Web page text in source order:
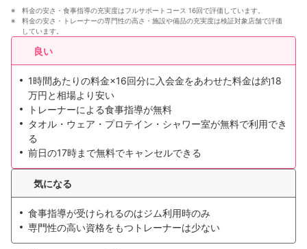
料金の安さ・食事指導の充実度はフルサポートコース 16回で評価しています。
料金の安さ・トレーナーの専門性の高さ・施設や備品の充実度は検証対象店舗で評価
しています。
良い
1時間あたりの料金×16回分に入会金をあわせた料金は約18
万円と相場より安い
トレーナーによる食事指導が無料
タオル・ウェア・プロテイン・シャワー室が無料で利用でき
る
前日の17時まで無料でキャンセルできる
気になる
食事指導が受けられるのはジム利用時のみ
専門性の高い資格をもつトレーナーは少ない